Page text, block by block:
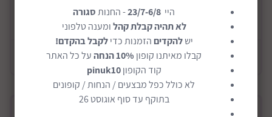
מתאים לגיל: מגיל 3 ומעלה
עשוי פלסטיק
למה לבחור במוצר הזה:
צעצוע רשמי ברישיון Netflix
איכות ייצור מעולה ועמידות גבוהה
מידע כללי
היי 23/7-6/8- החנותסגורה
לא תהיה קבלת קהלומענה טלפוני
ישלהקדיםהזמנות כדילקבל בהקדם!
קבלו מאיתנו קופון 10% הנחה
על כל האתר
קוד הקופוןpinuk10
לא כולל כפל מבצעים / הנחות / קופונים
בתוקף עד סוף אוגוסט 26